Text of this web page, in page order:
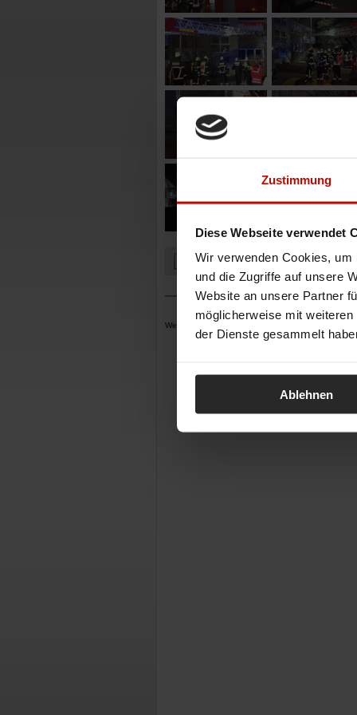
Zustimmung
Diese Webseite verwendet
Wir verwenden Cookies,
und die Zugriffe auf unsere
Website an unsere Partner
möglicherweise mit
der Dienste gesammelt
Ablehnen
Zurück zur Übersicht
Werbung